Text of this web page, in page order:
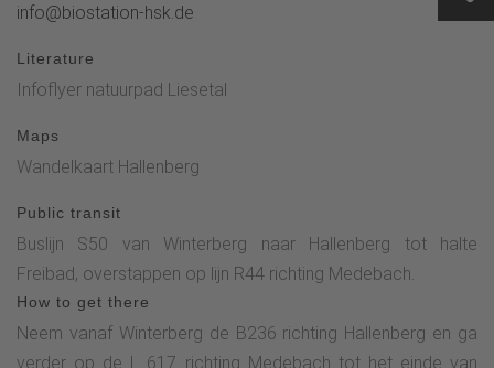
info@biostation-hsk.de
Literature
Infoflyer natuurpad Liesetal
Maps
Wandelkaart Hallenberg
Public transit
Buslijn S50 van Winterberg naar Hallenberg tot halte
Freibad, overstappen op lijn R44 richting Medebach.
How to get there
Neem vanaf Winterberg de B236 richting Hallenberg en ga
verder op de L 617 richting Medebach tot het einde van